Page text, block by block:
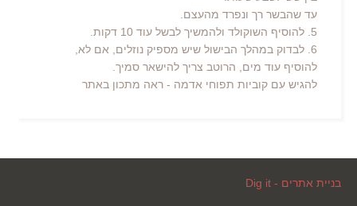
עד שהבשר רך ונפרד מהעצם.
5. להוסיף השוקולד ולהמשיך לבשל עוד 10 דקות.
6. לבדוק במהלך הבישול שיש מספיק נוזלים, אם לא,
להוסיף עוד מים, הרוטב צריך להישאר סמיך.
להגיש עם קוביות תפוחי אדמה - ראה מתכון באתר
בניית אתרים - Dig it